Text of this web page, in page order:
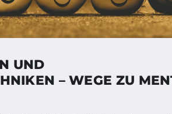
UND
– WEGE ZU